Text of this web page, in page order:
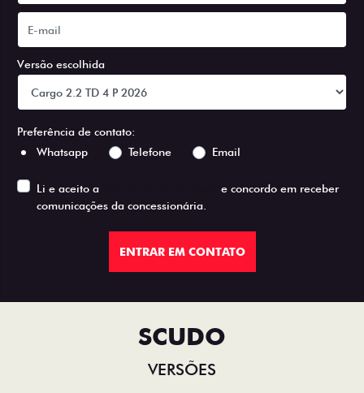
Versão escolhida
Preferência de contato:
Whatsapp
Telefone Email
Li e aceito a
e concordo em receber
comunicações da concessionária.
ENTRAR EM CONTATO
SCUDO
VERSÕES